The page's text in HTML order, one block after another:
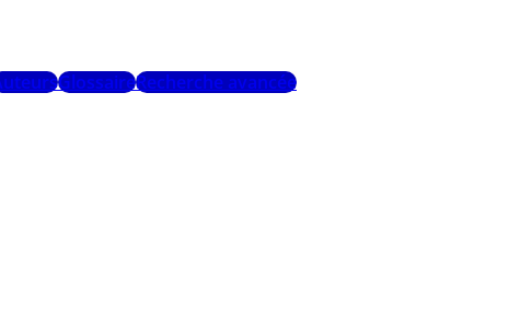
GlossaireRecherche avancée